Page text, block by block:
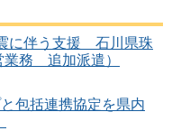
に伴う支援 石川県珠
業務 追加派遣）
包括連携協定を県内